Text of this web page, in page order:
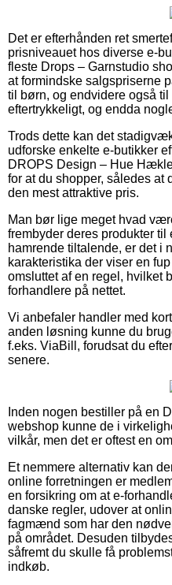
Det er efterhånden ret
prisniveauet hos diverse e-
fleste Drops – Garnstudio
at formindske salgspriserne
til børn, og endvidere også
eftertrykkeligt, og endda
Trods dette kan det
udforske enkelte e-butikker
DROPS Design – Hue
for at du shopper, således at
den mest attraktive pris.
Man bør lige meget hvad
frembyder deres produkter til
hamrende tiltalende, er det
karakteristika der viser en
omsluttet af en regel, hvilket
forhandlere på nettet.
Vi anbefaler handler med
anden løsning kunne du
f.eks. ViaBill, forudsat du
senere.
Inden nogen bestiller på en
webshop kunne de i
vilkår, men det er oftest en
Et nemmere alternativ kan
online forretningen er
en forsikring om at e-
danske regler, udover at
fagmænd som har den
på området. Desuden
såfremt du skulle få
indkøb.